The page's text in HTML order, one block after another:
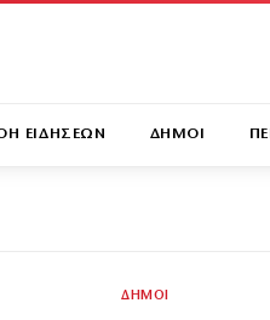
ΕΙΔΗΣΕΩΝ ΔΗΜΟΙ
ΔΗΜΟΙ